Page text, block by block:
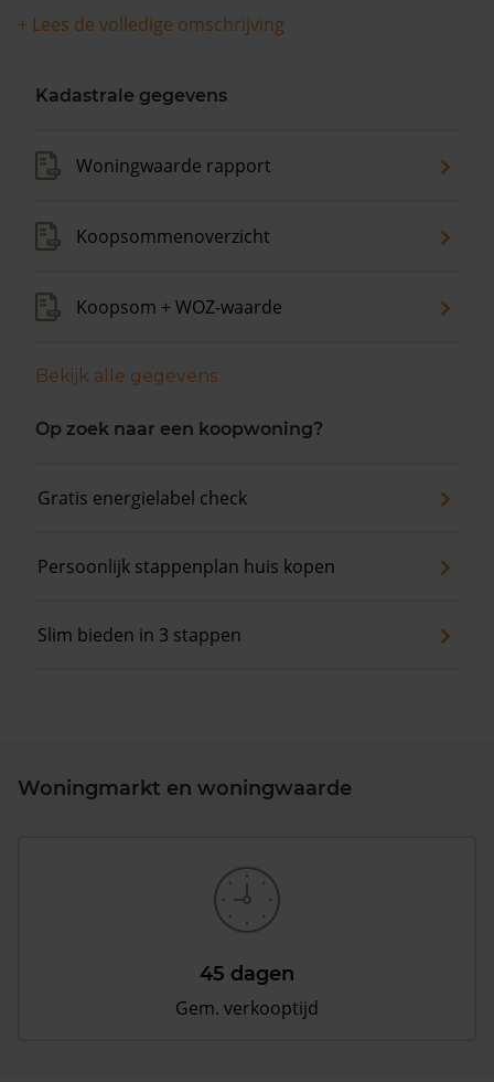
+ Lees de volledige omschrijving
Kadastrale gegevens
Woningwaarde rapport
Koopsommenoverzicht
Koopsom + WOZ-waarde
Bekijk alle gegevens
Op zoek naar een koopwoning?
Gratis energielabel check
Persoonlijk stappenplan huis kopen
Slim bieden in 3 stappen
Woningmarkt en woningwaarde
45 dagen
Gem. verkooptijd